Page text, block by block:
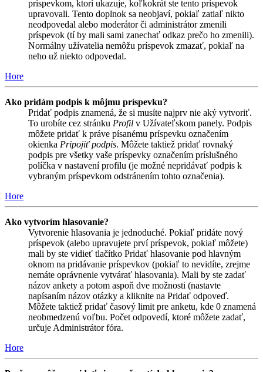
príspevkom, ktorí ukazuje, koľkokrát ste tento príspevok
upravovali. Tento doplnok sa neobjaví, pokiaľ zatiaľ nikto
neodpovedal alebo moderátor či administrátor zmenili
príspevok (tí by mali sami zanechať odkaz prečo ho zmenili).
Normálny užívatelia nemôžu príspevok zmazať, pokiaľ na
neho už niekto odpovedal.
Hore
Ako pridám podpis k môjmu príspevku?
Pridať podpis znamená, že si musíte najprv nie aký vytvoriť.
To urobíte cez stránku Profil v Užívateľskom panely. Podpis
môžete pridať k práve písanému príspevku označením
okienka Pripojiť podpis. Môžete taktiež pridať rovnaký
podpis pre všetky vaše príspevky označením príslušného
políčka v nastavení profilu (je možné nepridávať podpis k
vybraným príspevkom odstránením tohto označenia).
Hore
Ako vytvorím hlasovanie?
Vytvorenie hlasovania je jednoduché. Pokiaľ pridáte nový
príspevok (alebo upravujete prví príspevok, pokiaľ môžete)
mali by ste vidieť tlačítko Pridať hlasovanie pod hlavným
oknom na pridávanie príspevkov (pokiaľ to nevidíte, zrejme
nemáte oprávnenie vytvárať hlasovania). Mali by ste zadať
názov ankety a potom aspoň dve možnosti (nastavte
napísaním názov otázky a kliknite na Pridať odpoveď.
Môžete taktiež pridať časový limit pre anketu, kde 0 znamená
neobmedzenú voľbu. Počet odpovedí, ktoré môžete zadať,
určuje Administrátor fóra.
Hore